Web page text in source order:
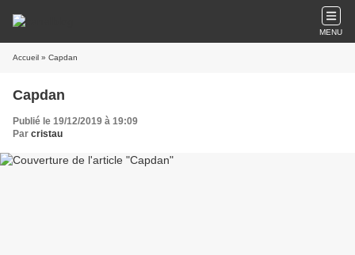
MENU
Accueil » Capdan
Capdan
Publié le 19/12/2019 à 19:09
Par cristau